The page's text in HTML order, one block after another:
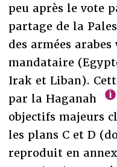
peu après le vote
partage de la
des armées
mandataire
Irak et Liban).
par la Haganah
objectifs majeurs
les plans C et D
reproduit en